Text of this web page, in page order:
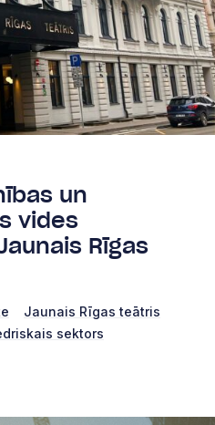
un
vides
Rīgas
Jaunais Rīgas teātris
sektors